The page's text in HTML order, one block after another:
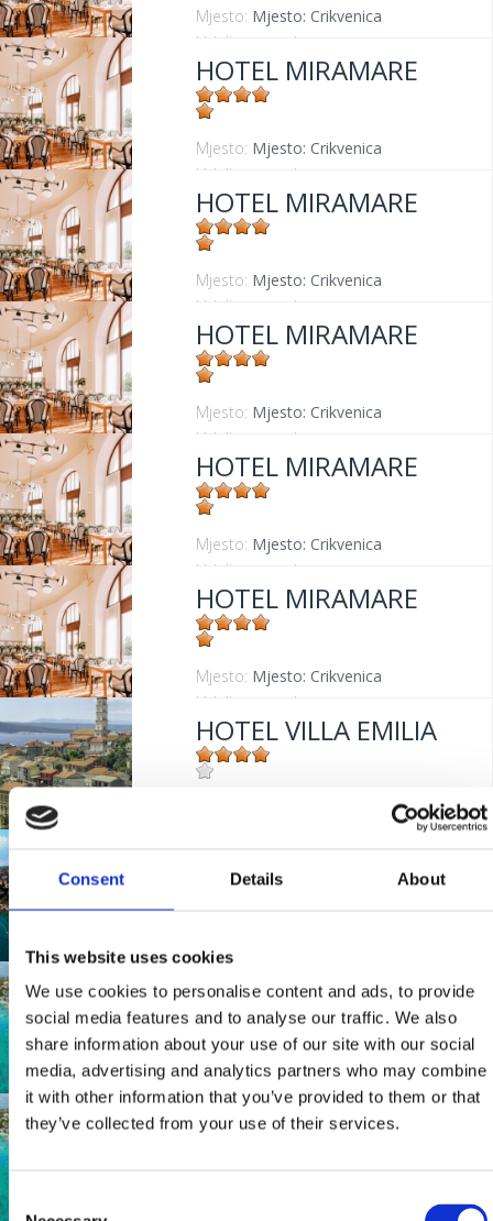
Consent Details About
This website uses cookies
We use cookies to personalise content and ads, to provide
social media features and to analyse our traffic. We also
share information about your use of our site with our social
media, advertising and analytics partners who may combine
it with other information that you’ve provided to them or that
they’ve collected from your use of their services.
Consent
Mjesto: Mjesto: Crikvenica
Udaljenost od mora:
HOTEL MIRAMARE
Mjesto: Mjesto: Crikvenica
Udaljenost od mora:
HOTEL MIRAMARE
Mjesto: Mjesto: Crikvenica
Udaljenost od mora:
HOTEL MIRAMARE
Mjesto: Mjesto: Crikvenica
Udaljenost od mora:
HOTEL MIRAMARE
Mjesto: Mjesto: Crikvenica
Udaljenost od mora:
HOTEL MIRAMARE
Mjesto: Mjesto: Crikvenica
Udaljenost od mora:
HOTEL VILLA EMILIA
Udaljenost od mora:
HOTEL MARINA
Mjesto:Mjesto: Selce
Udaljenost od mora:20 m
HOTEL MARINA